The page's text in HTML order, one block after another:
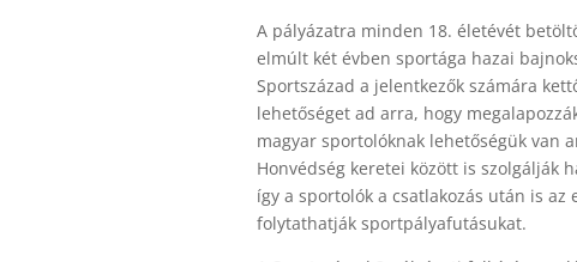
A pályázatra minden 18. életévét
elmúlt két évben sportága hazai
Sportszázad a jelentkezők számára
lehetőséget ad arra, hogy
magyar sportolóknak lehetőségük van
Honvédség keretei között is szolgálják
így a sportolók a csatlakozás után is
folytathatják sportpályafutásukat.